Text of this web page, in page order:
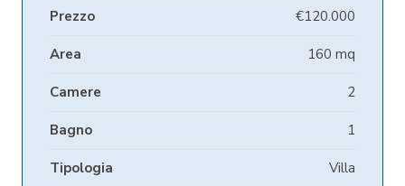
Prezzo €120.000
Area 160 mq
Camere 2
Bagno 1
Tipologia Villa